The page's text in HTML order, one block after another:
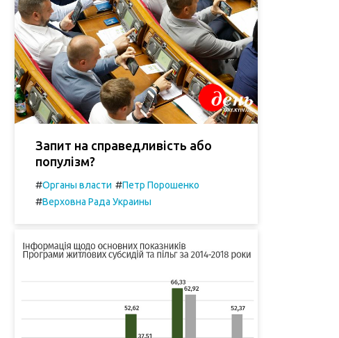
Запит на справедливість або
популізм?
#Органы власти #Петр Порошенко
#Верховна Рада Украины